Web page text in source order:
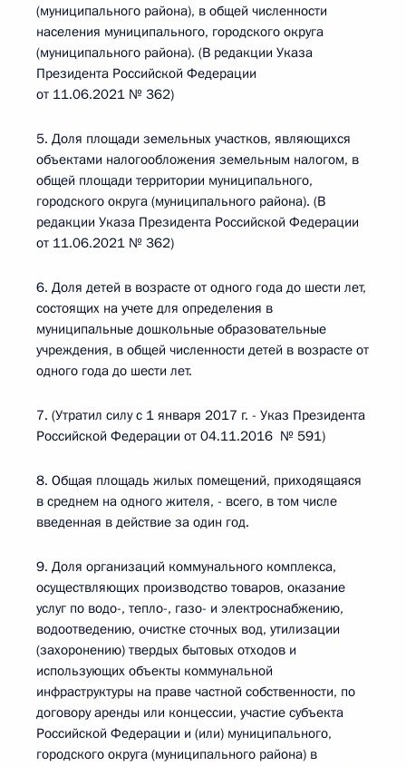
(муниципального района), в общей численности
населения муниципального, городского округа
(муниципального района). (В редакции Указа
Президента Российской Федерации
от 11.06.2021 № 362)
5. Доля площади земельных участков, являющихся
объектами налогообложения земельным налогом, в
общей площади территории муниципального,
городского округа (муниципального района). (В
редакции Указа Президента Российской Федерации
от 11.06.2021 № 362)
6. Доля детей в возрасте от одного года до шести лет,
состоящих на учете для определения в
муниципальные дошкольные образовательные
учреждения, в общей численности детей в возрасте от
одного года до шести лет.
7. (Утратил силу с 1 января 2017 г. - Указ Президента
Российской Федерации от 04.11.2016 № 591)
8. Общая площадь жилых помещений, приходящаяся
в среднем на одного жителя, - всего, в том числе
введенная в действие за один год.
9. Доля организаций коммунального комплекса,
осуществляющих производство товаров, оказание
услуг по водо-, тепло-, газо- и электроснабжению,
водоотведению, очистке сточных вод, утилизации
(захоронению) твердых бытовых отходов и
использующих объекты коммунальной
инфраструктуры на праве частной собственности, по
договору аренды или концессии, участие субъекта
Российской Федерации и (или) муниципального,
городского округа (муниципального района) в